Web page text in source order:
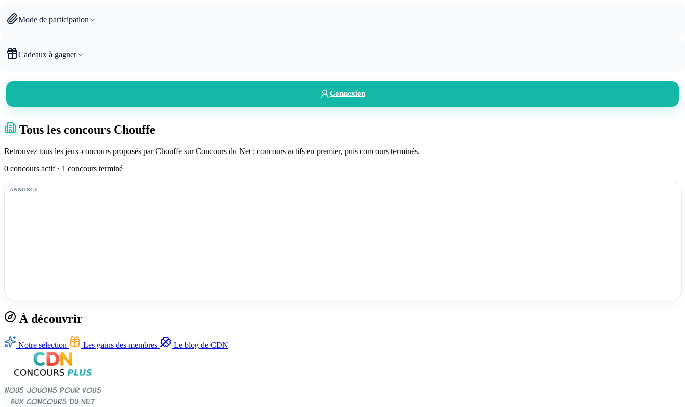
Mode de participation
Cadeaux à gagner
Connexion
Tous les concours Chouffe
Retrouvez tous les jeux-concours proposés par Chouffe sur Concours du Net : concours actifs en premier, puis concours terminés.
0 concours actif · 1 concours terminé
ANNONCE
À découvrir
Notre sélection Les gains des membres Le blog de CDN